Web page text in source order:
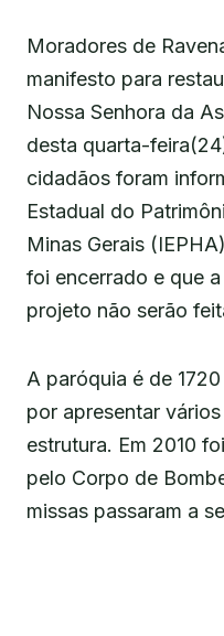
Moradores de
manifesto para
Nossa Senhora da
desta quarta-
cidadãos foram
Estadual do
Minas Gerais
foi encerrado e que
projeto não serão
A paróquia é de
por apresentar
estrutura. Em 2010
pelo Corpo de
missas passaram a